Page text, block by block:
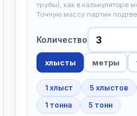
трубы), как в калькуляторе
Точную массу партии
Количество
хлысты метры
1 хлыст 5 хлыстов
1 тонна
5 тонн